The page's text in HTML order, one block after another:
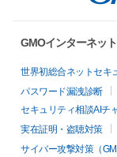
GMOインターネッ
世界初総合ネットセキ
パスワード漏洩診断
セキュリティ相談AIチ
実在証明・盗聴対策
サイバー攻撃対策（